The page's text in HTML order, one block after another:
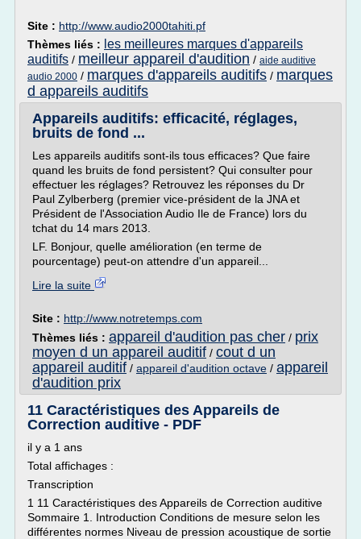
Site : http://www.audio2000tahiti.pf
Thèmes liés : les meilleures marques d'appareils
auditifs / meilleur appareil d'audition / aide auditive
audio 2000 / marques d'appareils auditifs / marques
d appareils auditifs
Appareils auditifs: efficacité, réglages,
bruits de fond ...
Les appareils auditifs sont-ils tous efficaces? Que faire
quand les bruits de fond persistent? Qui consulter pour
effectuer les réglages? Retrouvez les réponses du Dr
Paul Zylberberg (premier vice-président de la JNA et
Président de l'Association Audio Ile de France) lors du
tchat du 14 mars 2013.
LF. Bonjour, quelle amélioration (en terme de
pourcentage) peut-on attendre d'un appareil...
Lire la suite
Site : http://www.notretemps.com
Thèmes liés : appareil d'audition pas cher / prix
moyen d un appareil auditif / cout d un
appareil auditif / appareil d'audition octave / appareil
d'audition prix
11 Caractéristiques des Appareils de
Correction auditive - PDF
il y a 1 ans
Total affichages :
Transcription
1 11 Caractéristiques des Appareils de Correction auditive
Sommaire 1. Introduction Conditions de mesure selon les
différentes normes Niveau de pression acoustique de sortie